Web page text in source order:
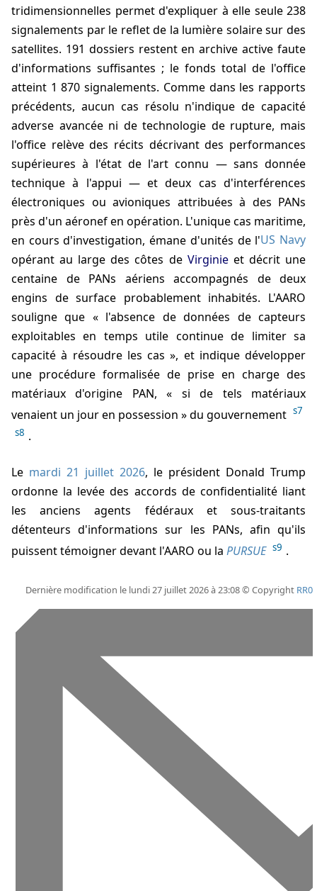
tridimensionnelles permet d'expliquer à elle seule 238
signalements par le reflet de la lumière solaire sur des
satellites. 191 dossiers restent en archive active faute
d'informations suffisantes ; le fonds total de l'office
atteint 1 870 signalements. Comme dans les rapports
précédents, aucun cas résolu n'indique de capacité
adverse avancée ni de technologie de rupture, mais
l'office relève des récits décrivant des performances
supérieures à l'état de l'art connu — sans donnée
technique à l'appui — et deux cas d'interférences
électroniques ou avioniques attribuées à des PANs
près d'un aéronef en opération. L'unique cas maritime,
en cours d'investigation, émane d'unités de l'US Navy
opérant au large des côtes de Virginieet décrit une
centaine de PANs aériens accompagnés de deux
engins de surface probablement inhabités. L'AARO
souligne que « l'absence de données de capteurs
exploitables en temps utile continue de limiter sa
capacité à résoudre les cas », et indique développer
une procédure formalisée de prise en charge des
matériaux d'origine PAN, « si de tels matériaux
venaient un jour en possession » du gouvernement s7
s8 .
Le mardi 21 juillet 2026, le président Donald Trump
ordonne la levée des accords de confidentialité liant
les anciens agents fédéraux et sous-traitants
détenteurs d'informations sur les PANs, afin qu'ils
puissent témoigner devant l'AARO ou la PURSUE s9 .
Dernière modification le lundi 27 juillet 2026 à 23:08 © Copyright RR0